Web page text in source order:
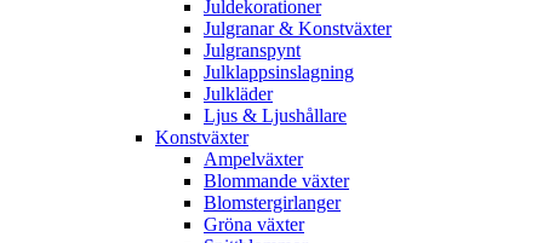
Juldekorationer
Julgranar & Konstväxter
Julgranspynt
Julklappsinslagning
Julkläder
Ljus & Ljushållare
Konstväxter
Ampelväxter
Blommande växter
Blomstergirlanger
Gröna växter